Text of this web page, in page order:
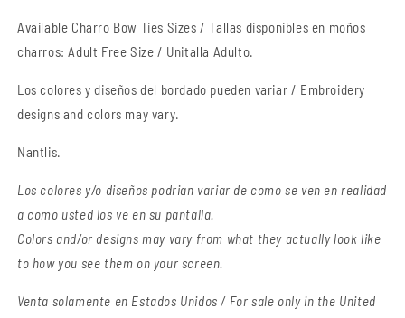
Available Charro Bow Ties Sizes / Tallas disponibles en moños
charros: Adult Free Size / Unitalla Adulto.
Los colores y diseños del bordado pueden variar / Embroidery
designs and colors may vary.
Nantlis.
Los colores y/o diseños podrian variar de como se ven en realidad
a como usted los ve en su pantalla.
Colors and/or designs may vary from what they actually look like
to how you see them on your screen.
Venta solamente en Estados Unidos / For sale only in the United